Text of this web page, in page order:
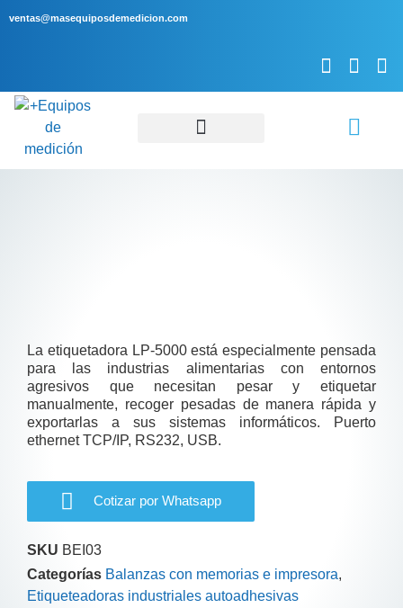
ventas@masequiposdemedicion.com
La etiquetadora LP-5000 está especialmente pensada
para las industrias alimentarias con entornos
agresivos que necesitan pesar y etiquetar
manualmente, recoger pesadas de manera rápida y
exportarlas a sus sistemas informáticos. Puerto
ethernet TCP/IP, RS232, USB.
Cotizar por Whatsapp
SKU BEI03
Categorías Balanzas con memorias e impresora,
Etiqueteadoras industriales autoadhesivas